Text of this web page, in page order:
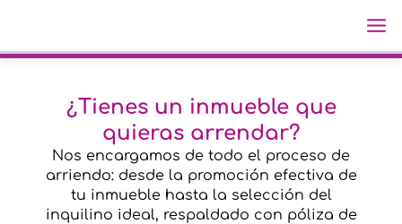
contenido
¿Tienes un inmueble que
quieras arrendar?
Nos encargamos de todo el proceso de
arriendo: desde la promoción efectiva de
tu inmueble hasta la selección del
inquilino ideal, respaldado con póliza de